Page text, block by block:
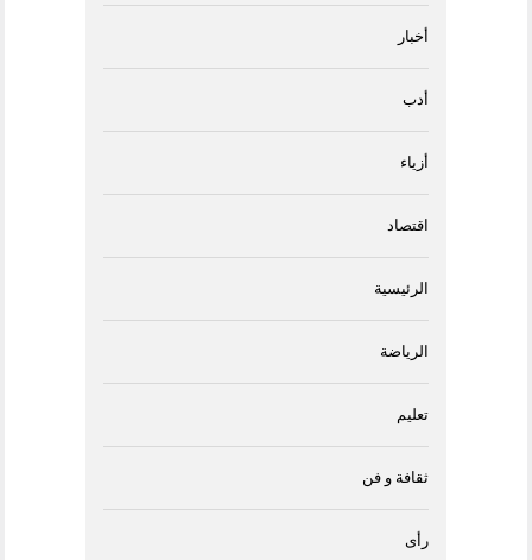
أخبار
أدب
أزياء
اقتصاد
الرئيسية
الرياضة
تعليم
ثقافة و فن
رأى